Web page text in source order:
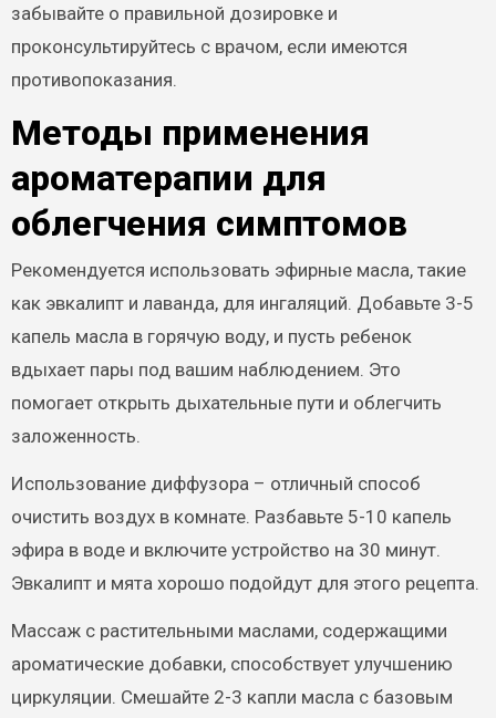
забывайте о правильной дозировке и
проконсультируйтесь с врачом, если имеются
противопоказания.
Методы применения
ароматерапии для
облегчения симптомов
Рекомендуется использовать эфирные масла, такие
как эвкалипт и лаванда, для ингаляций. Добавьте 3-5
капель масла в горячую воду, и пусть ребенок
вдыхает пары под вашим наблюдением. Это
помогает открыть дыхательные пути и облегчить
заложенность.
Использование диффузора – отличный способ
очистить воздух в комнате. Разбавьте 5-10 капель
эфира в воде и включите устройство на 30 минут.
Эвкалипт и мята хорошо подойдут для этого рецепта.
Массаж с растительными маслами, содержащими
ароматические добавки, способствует улучшению
циркуляции. Смешайте 2-3 капли масла с базовым